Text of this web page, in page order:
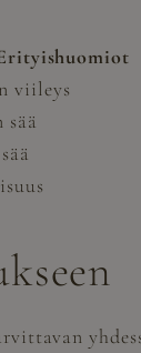
viileys